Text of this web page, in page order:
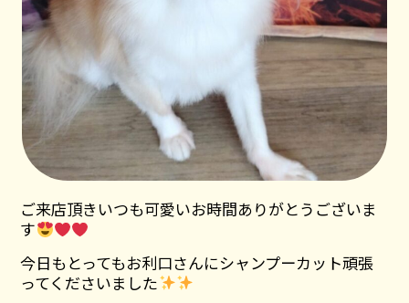
ご来店頂きいつも可愛いお時間ありがとうございま
す
今日もとってもお利口さんにシャンプーカット頑張
ってくださいました